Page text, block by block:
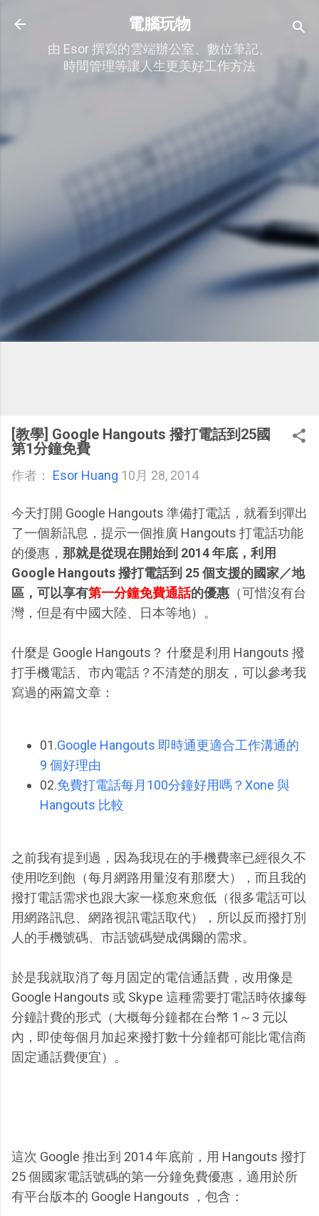
跳到主要內容
電腦玩物
由 Esor 撰寫的雲端辦公室、數位筆記、
時間管理等讓人生更美好工作方法
[教學] Google Hangouts 撥打電話到25國
第1分鐘免費
作者： Esor Huang 10月 28, 2014
今天打開 Google Hangouts 準備打電話，就看到彈出
了一個新訊息，提示一個推廣 Hangouts 打電話功能
的優惠， 那就是從現在開始到 2014 年底，利用
Google Hangouts 撥打電話到 25 個支援的國家／地
區，可以享有第一分鐘免費通話的優惠 （可惜沒有台
灣，但是有中國大陸、日本等地）。
什麼是 Google Hangouts？ 什麼是利用 Hangouts 撥
打手機電話、市內電話？不清楚的朋友，可以參考我
寫過的兩篇文章：
01.Google Hangouts 即時通更適合工作溝通的
9 個好理由
02.免費打電話每月100分鐘好用嗎？Xone 與
Hangouts 比較
之前我有提到過，因為我現在的手機費率已經很久不
使用吃到飽（每月網路用量沒有那麼大），而且我的
撥打電話需求也跟大家一樣愈來愈低（很多電話可以
用網路訊息、網路視訊電話取代），所以反而撥打別
人的手機號碼、市話號碼變成偶爾的需求。
於是我就取消了每月固定的電信通話費，改用像是
Google Hangouts 或 Skype 這種需要打電話時依據每
分鐘計費的形式（大概每分鐘都在台幣 1～3 元以
內，即使每個月加起來撥打數十分鐘都可能比電信商
固定通話費便宜）。
這次 Google 推出到 2014 年底前，用 Hangouts 撥打
25 個國家電話號碼的第一分鐘免費優惠，適用於所
有平台版本的 Google Hangouts ，包含：